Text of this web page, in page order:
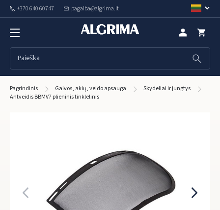
+370 640 60747 pagalba@algrima.lt
Pagrindinis Galvos, akių, veido apsauga
Skydeliai ir jungtys
Antveidis BBMV7 plieninis tinklelinis